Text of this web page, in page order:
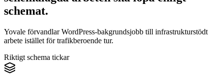
schemat.
Yovale förvandlar WordPress-bakgrundsjobb till infrastrukturstödt
arbete istället för trafikberoende tur.
Riktigt schema tickar